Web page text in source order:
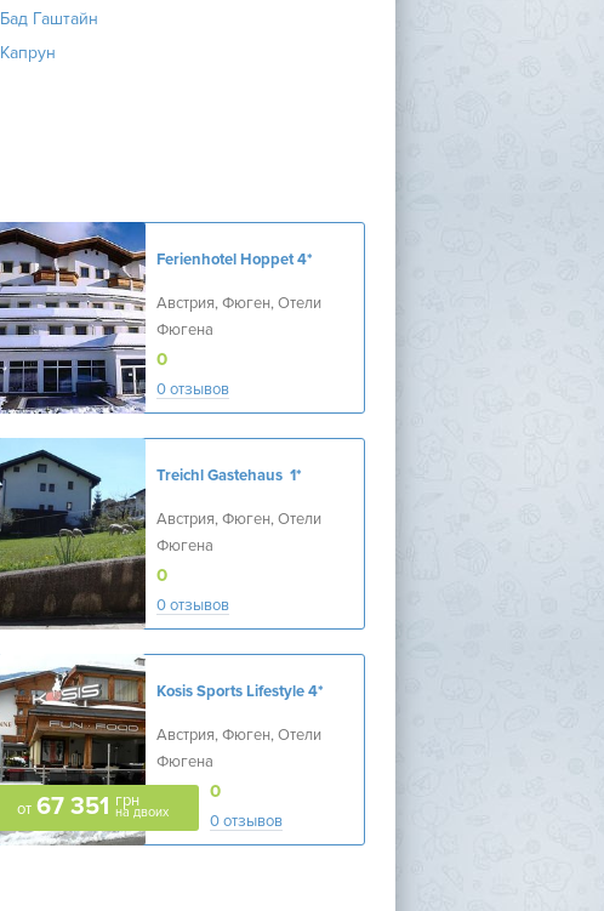
Бад Гаштайн
Капрун
Ferienhotel Hoppet4*
Австрия, Фюген, Отели
Фюгена
0
0 отзывов
Treichl Gastehaus 1*
Австрия, Фюген, Отели
Фюгена
0
0 отзывов
от 67 351 грн
на двоих
Kosis Sports Lifestyle4*
Австрия, Фюген, Отели
Фюгена
0
0 отзывов